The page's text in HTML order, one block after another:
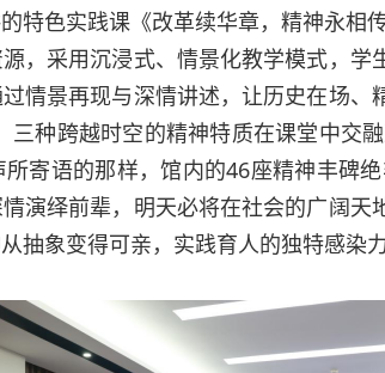
特色实践课《改革续华章，精神永
，采用沉浸式、情景化教学模式，学
情景再现与深情讲述，让历史在场、
三种跨越时空的精神特质在课堂中交
寄语的那样，馆内的46座精神丰碑
演绎前辈，明天必将在社会的广阔天
抽象变得可亲，实践育人的独特感染